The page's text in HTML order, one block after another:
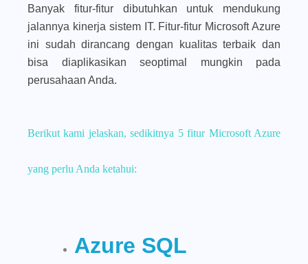
Banyak fitur-fitur dibutuhkan untuk mendukung
jalannya kinerja sistem IT. Fitur-fitur Microsoft Azure
ini sudah dirancang dengan kualitas terbaik dan
bisa diaplikasikan seoptimal mungkin pada
perusahaan Anda.
Berikut kami jelaskan, sedikitnya 5 fitur Microsoft Azure
yang perlu Anda ketahui:
Azure SQL